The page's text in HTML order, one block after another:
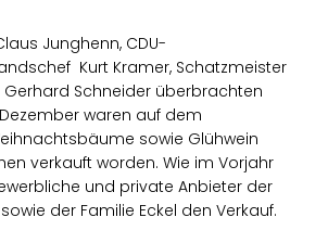
Junghenn, CDU-
Kurt Kramer, Schatzmeister
Gerhard Schneider überbrachten
waren auf dem
sowie Glühwein
verkauft worden. Wie im Vorjahr
und private Anbieter der
der Familie Eckel den Verkauf.